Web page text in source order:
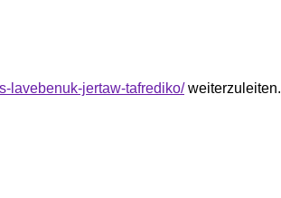
lavebenuk-jertaw-tafrediko/weiterzuleiten.